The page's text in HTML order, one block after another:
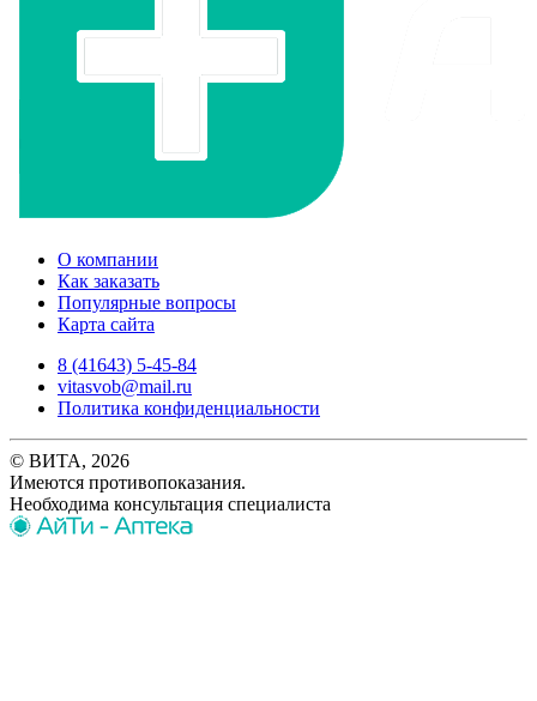
О компании
Как заказать
Популярные вопросы
Карта сайта
8 (41643) 5-45-84
vitasvob@mail.ru
Политика конфиденциальности
© ВИТА, 2026
Имеются противопоказания.
Необходима консультация специалиста